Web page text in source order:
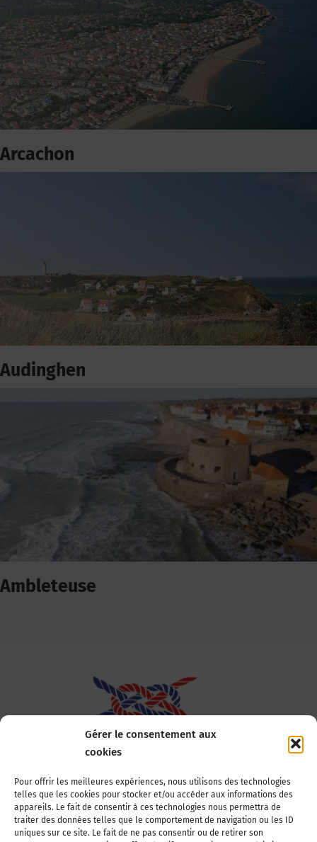
Gérer le consentement aux
cookies
Pour offrir les meilleures expériences, nous utilisons des technologies
telles que les cookies pour stocker et/ou accéder aux informations des
appareils. Le fait de consentir à ces technologies nous permettra de
traiter des données telles que le comportement de navigation ou les ID
uniques sur ce site. Le fait de ne pas consentir ou de retirer son
Arcachon
Audinghen
Ambleteuse
Association Nationale des Elus des Littoraux
22, boulevard de la Tour-Maubourg
75007 Paris
Tél : 01 44 11 11 70